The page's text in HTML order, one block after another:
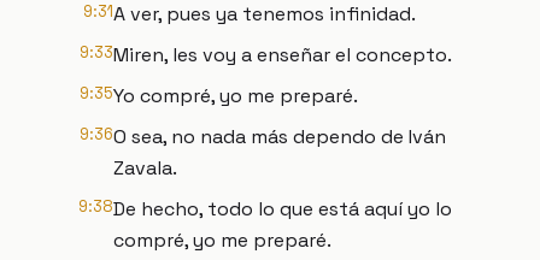
9:31A ver, pues ya tenemos infinidad.
9:33Miren, les voy a enseñar el concepto.
9:35Yo compré, yo me preparé.
9:36O sea, no nada más dependo de Iván
Zavala.
9:38De hecho, todo lo que está aquí yo lo
compré, yo me preparé.